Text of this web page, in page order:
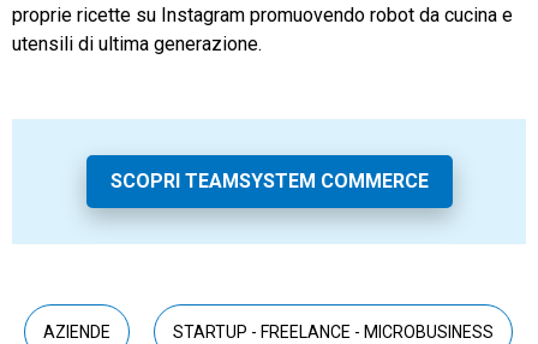
proprie ricette su Instagram promuovendo robot da cucina e
utensili di ultima generazione.
SCOPRI TEAMSYSTEM COMMERCE
AZIENDE STARTUP - FREELANCE - MICROBUSINESS